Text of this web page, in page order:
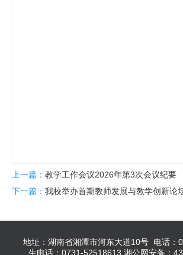
上一篇： 教学工作会议2026年第3次会议纪要
下一篇： 我校举办首期教师发展与教学创新论
地址：湖南省湘潭市河东大道10号 电话
生电话：0731-52518613 湘公网安备：